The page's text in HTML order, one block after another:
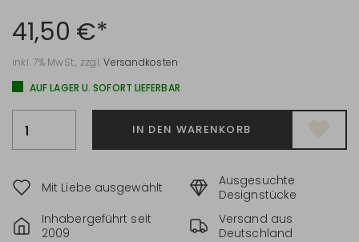
41,50 €*
inkl. 7% MwSt., zzgl.Versandkosten
AUF LAGER U. SOFORT LIEFERBAR
IN DEN WARENKORB
Mit Liebe ausgewählt
Ausgesuchte
Designstücke
Inhabergeführt seit
2009
Versand aus
Deutschland